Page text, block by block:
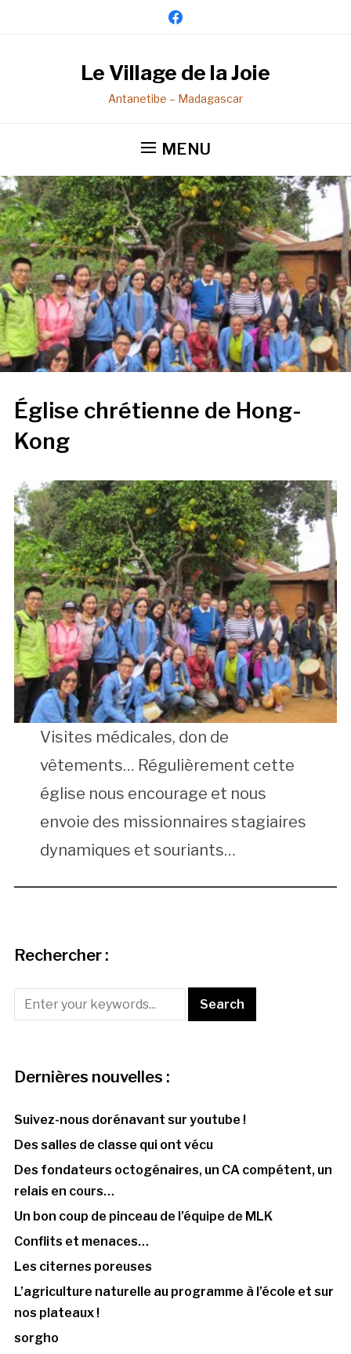
facebook
Le Village de la Joie
Antanetibe – Madagascar
MENU
Église chrétienne de Hong-
Kong
Visites médicales, don de
vêtements… Régulièrement cette
église nous encourage et nous
envoie des missionnaires stagiaires
dynamiques et souriants…
Rechercher :
Dernières nouvelles :
Suivez-nous dorénavant sur youtube !
Des salles de classe qui ont vécu
Des fondateurs octogénaires, un CA compétent, un
relais en cours…
Un bon coup de pinceau de l’équipe de MLK
Conflits et menaces…
Les citernes poreuses
L’agriculture naturelle au programme à l’école et sur
nos plateaux !
sorgho